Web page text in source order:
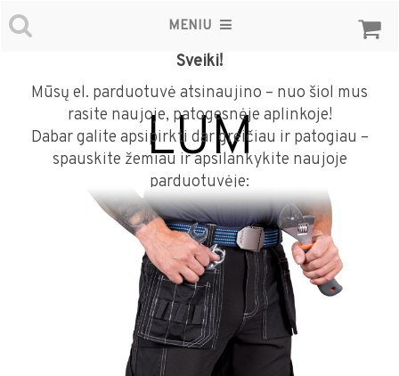
LUM
Sveiki!
Mūsų el. parduotuvė atsinaujino – nuo šiol mus
rasite naujoje, patogesnėje aplinkoje!
Dabar galite apsipirkti dar greičiau ir patogiau –
spauskite žemiau ir apsilankykite naujoje
parduotuvėje:
MENIU